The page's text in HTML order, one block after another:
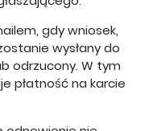
gdy wniosek,
wysłany do
odrzucony. W tym
płatność na karcie